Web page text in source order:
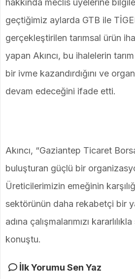
hakkında meclis üyelerine
geçtiğimiz aylarda GTB ile
gerçekleştirilen tarımsal ürün
yapan Akıncı, bu ihalelerin
bir ivme kazandırdığını ve
devam edeceğini ifade etti.
Akıncı, “Gaziantep Ticaret
buluşturan güçlü bir
Üreticilerimizin emeğinin
sektörünün daha rekabetçi bir
adına çalışmalarımızı
konuştu.
İlk Yorumu Sen Yaz